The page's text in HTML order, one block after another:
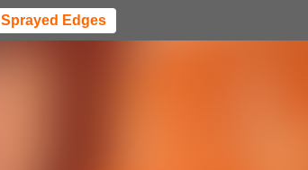
Sprayed Edges